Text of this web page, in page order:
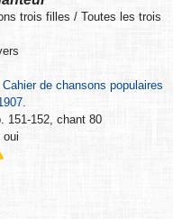
trois filles / Toutes les trois
de chansons populaires
151-152, chant 80
oui